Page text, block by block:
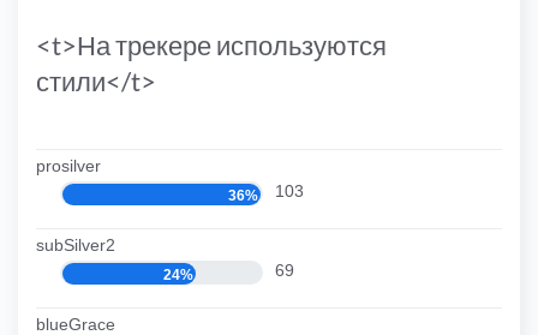
<t>На трекере используются
стили</t>
prosilver
36% 103
subSilver2
24% 69
blueGrace